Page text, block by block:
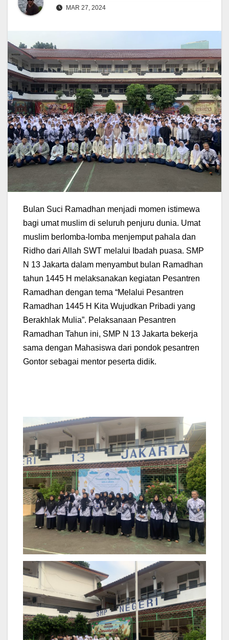
MAR 27, 2024
Bulan Suci Ramadhan menjadi momen istimewa
bagi umat muslim di seluruh penjuru dunia. Umat
muslim berlomba-lomba menjemput pahala dan
Ridho dari Allah SWT melalui Ibadah puasa. SMP
N 13 Jakarta dalam menyambut bulan Ramadhan
tahun 1445 H melaksanakan kegiatan Pesantren
Ramadhan dengan tema “Melalui Pesantren
Ramadhan 1445 H Kita Wujudkan Pribadi yang
Berakhlak Mulia”. Pelaksanaan Pesantren
Ramadhan Tahun ini, SMP N 13 Jakarta bekerja
sama dengan Mahasiswa dari pondok pesantren
Gontor sebagai mentor peserta didik.